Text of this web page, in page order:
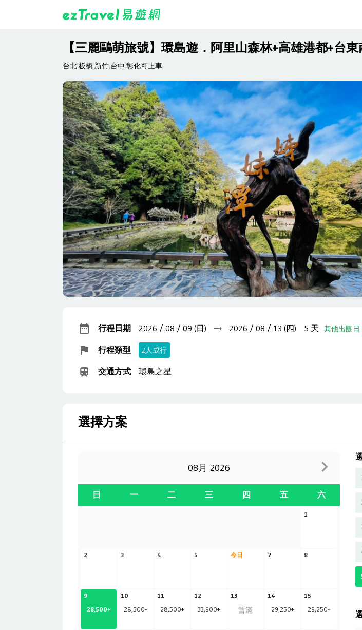
【三麗鷗萌旅號】環島遊．阿里山森林+高雄港都+台
台北.板橋.新竹.台中.彰化可上車
行程日期 2026 / 08 / 09 (日) 2026 / 08 / 13 (四) 5 天 其他出團日
行程類型 2人成行
交通方式 環島之星
選擇方案
08月 2026
日 一 二 三 四 五 六
1
2 3 4 5 今日 7 8
9
28,500+
10
28,500+
11
28,500+
12
33,900+
13
暫滿
14
29,250+
15
29,250+